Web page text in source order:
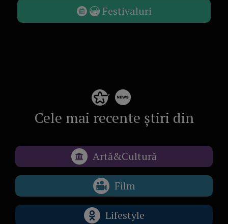
Festivaluri
Cele mai recente știri din
Artă&Cultură
Film
Lifestyle